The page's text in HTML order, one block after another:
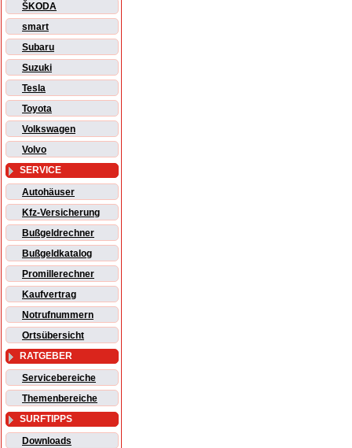
ŠKODA
smart
Subaru
Suzuki
Tesla
Toyota
Volkswagen
Volvo
SERVICE
Autohäuser
Kfz-Versicherung
Bußgeldrechner
Bußgeldkatalog
Promillerechner
Kaufvertrag
Notrufnummern
Ortsübersicht
RATGEBER
Servicebereiche
Themenbereiche
SURFTIPPS
Downloads